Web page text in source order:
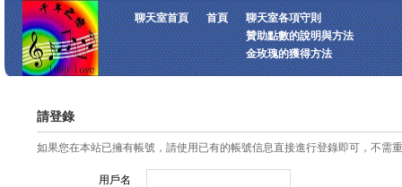
聊天室首頁 首頁
聊天室各項守則
贊助點數的說明與方法
金玫瑰的獲得方法
請登錄
如果您在本站已擁有帳號，請使用已有的帳號信息直接進行登錄即可，不需
用戶名